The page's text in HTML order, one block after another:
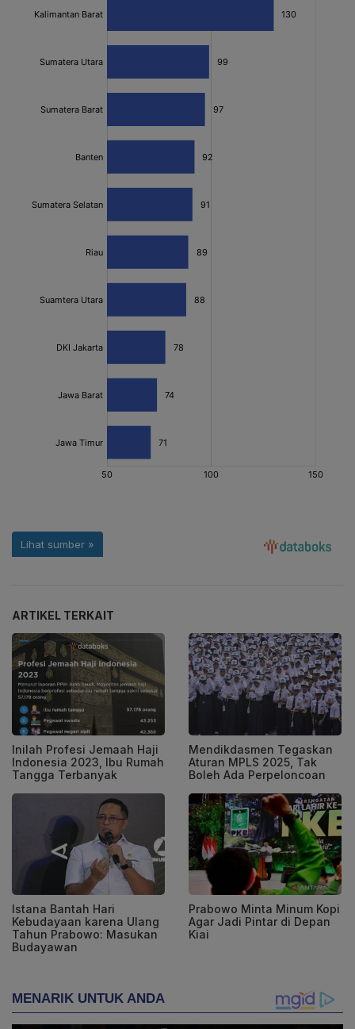
ARTIKEL TERKAIT
Inilah Profesi Jemaah Haji
Indonesia 2023, Ibu Rumah
Tangga Terbanyak
Mendikdasmen Tegaskan
Aturan MPLS 2025, Tak
Boleh Ada Perpeloncoan
Istana Bantah Hari
Kebudayaan karena Ulang
Tahun Prabowo: Masukan
Budayawan
Prabowo Minta Minum Kopi
Agar Jadi Pintar di Depan
Kiai